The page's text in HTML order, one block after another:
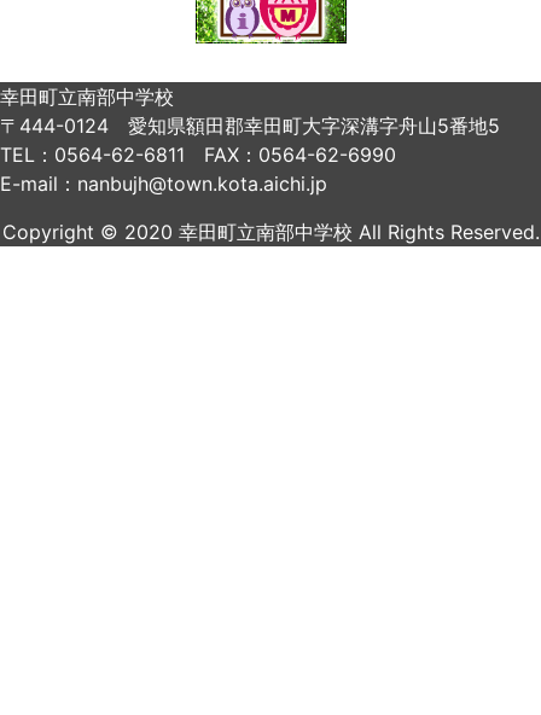
幸田町立南部中学校
〒444-0124 愛知県額田郡幸田町大字深溝字舟山5番地5
TEL：0564-62-6811 FAX：0564-62-6990
E-mail：nanbujh@town.kota.aichi.jp
Copyright © 2020 幸田町立南部中学校 All Rights Reserved.